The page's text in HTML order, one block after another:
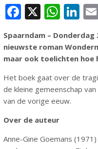
F
ac
e
b
o
o
k
X W
h
at
s
A
p
p
Li
n
k
e
dI
n
Spaarndam –
nieuwste roman
maar ook toelichten
Het boek gaat over de
de kleine gemeenschap
van de vorige eeuw.
Over de auteur
Anne-Gine Goemans